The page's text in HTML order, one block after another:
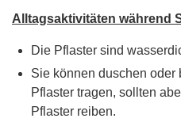
Alltagsaktivitäten während
Die Pflaster sind
Sie können duschen oder
Pflaster tragen, sollten
Pflaster reiben.